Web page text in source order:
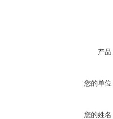
产品
您的单位
您的姓名